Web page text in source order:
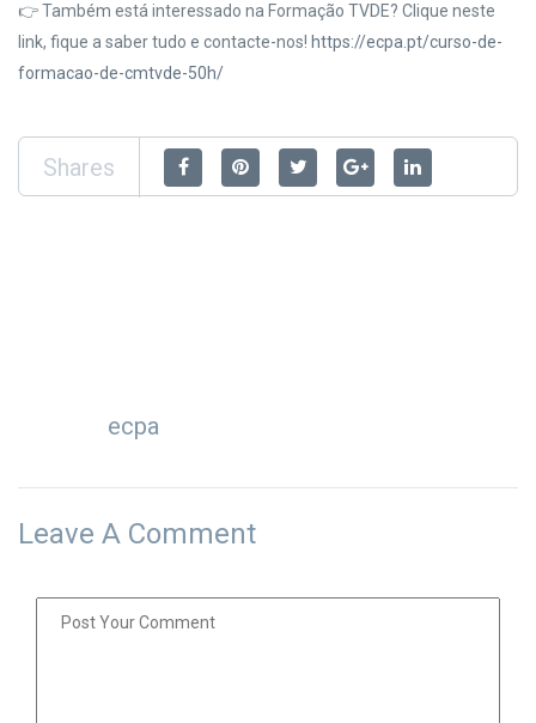
👉 Também está interessado na Formação TVDE? Clique neste
link, fique a saber tudo e contacte-nos! https://ecpa.pt/curso-de-
formacao-de-cmtvde-50h/
Shares
ecpa
Leave A Comment